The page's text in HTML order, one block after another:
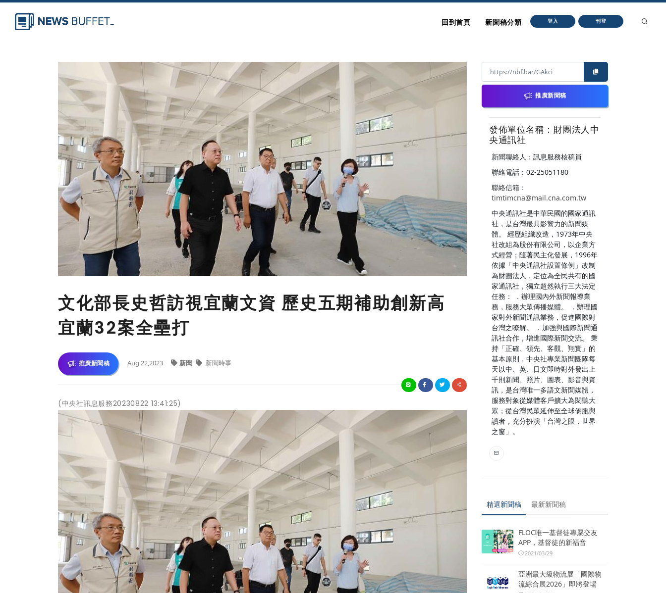
回到首頁 新聞稿分類 登入 刊登
文化部長史哲訪視宜蘭文資 歷史五期補助創新高
宜蘭32案全壘打
推廣新聞稿 Aug 22,2023 新聞 新聞時事
(中央社訊息服務20230822 13:41:25)
推廣新聞稿
發佈單位名稱：財團法人中
央通訊社
新聞聯絡人：訊息服務核稿員
聯絡電話：02-25051180
聯絡信箱：
timtimcna@mail.cna.com.tw
中央通訊社是中華民國的國家通訊
社，是台灣最具影響力的新聞媒
體。 經歷組織改造，1973年中央
社改組為股份有限公司，以企業方
式經營；隨著民主化發展，1996年
依據「中央通訊社設置條例」改制
為財團法人，定位為全民共有的國
家通訊社，獨立超然執行三大法定
任務： ．辦理國內外新聞報導業
務，服務大眾傳播媒體。 ．辦理國
家對外新聞通訊業務，促進國際對
台灣之瞭解。 ．加強與國際新聞通
訊社合作，增進國際新聞交流。 秉
持「正確、領先、客觀、翔實」的
基本原則，中央社專業新聞團隊每
天以中、英、日文即時對外發出上
千則新聞、照片、圖表、影音與資
訊，是台灣唯一多語文新聞媒體，
服務對象從媒體客戶擴大為閱聽大
眾；從台灣民眾延伸至全球僑胞與
讀者，充分扮演「台灣之眼，世界
之窗」。
精選新聞稿 最新新聞稿
FLOC唯一基督徒專屬交友
APP，基督徒的新福音
2021/03/29
亞洲最大級物流展「國際物
流綜合展2026」即將登場